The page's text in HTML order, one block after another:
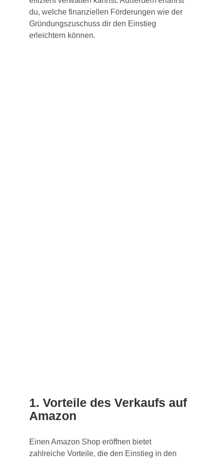
du, welche finanziellen Förderungen wie der
Gründungszuschuss dir den Einstieg
erleichtern können.
1. Vorteile des Verkaufs auf
Amazon
Einen Amazon Shop eröffnen bietet
zahlreiche Vorteile, die den Einstieg in den